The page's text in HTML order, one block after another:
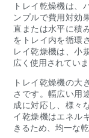
トレイ乾燥機は、
ンプルで費用対効
直または水平に積
をトレイ内を循環
レイ乾燥機は、小
広く使用されていま
トレイ乾燥機の大
さです。幅広い用
成に対応し、様々
イ乾燥機はエネル
きるため、均一な